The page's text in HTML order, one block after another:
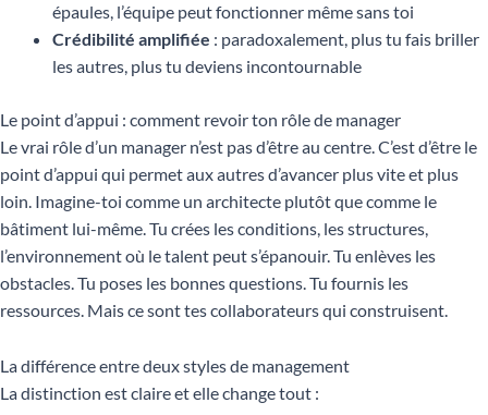
épaules, l’équipe peut fonctionner même sans toi
Crédibilité amplifiée : paradoxalement, plus tu fais briller
les autres, plus tu deviens incontournable
Le point d’appui : comment revoir ton rôle de manager
Le vrai rôle d’un manager n’est pas d’être au centre. C’est d’être le
point d’appui qui permet aux autres d’avancer plus vite et plus
loin. Imagine-toi comme un architecte plutôt que comme le
bâtiment lui-même. Tu crées les conditions, les structures,
l’environnement où le talent peut s’épanouir. Tu enlèves les
obstacles. Tu poses les bonnes questions. Tu fournis les
ressources. Mais ce sont tes collaborateurs qui construisent.
La différence entre deux styles de management
La distinction est claire et elle change tout :